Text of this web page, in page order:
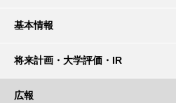
基本情報
将来計画・大学評価・IR
広報